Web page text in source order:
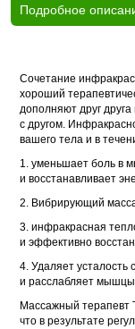
Подробное
Сочетание
хороший
дополняют друг
с другом.
вашего тела и в
1. уменьшает боль в
и восстанавливает
2. Вибрирующий
3. инфракрасная
и эффективно
4. Удаляет усталость
и расслабляет
Массажный терапевт
что в результате